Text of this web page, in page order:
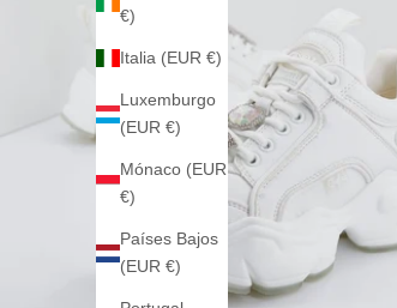
€)
Italia (EUR €)
Luxemburgo
(EUR €)
Mónaco (EUR
€)
Países Bajos
(EUR €)